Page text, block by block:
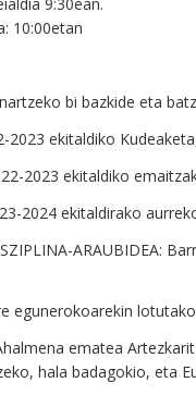
10:00etan
bi bazkide eta
2023 ekitaldiko
2023 ekitaldiko
2024 ekitaldirako
ARAUBIDEA:
egunerokoarekin
ematea
hala badagokio, eta